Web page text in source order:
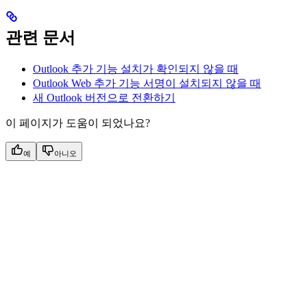
관련 문서
Outlook 추가 기능 설치가 확인되지 않을 때
Outlook Web 추가 기능 서명이 설치되지 않을 때
새 Outlook 버전으로 전환하기
이 페이지가 도움이 되었나요?
예 아니오